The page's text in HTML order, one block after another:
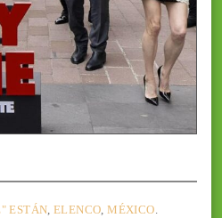
ESTÁN,ELENCO,MÉXICO.